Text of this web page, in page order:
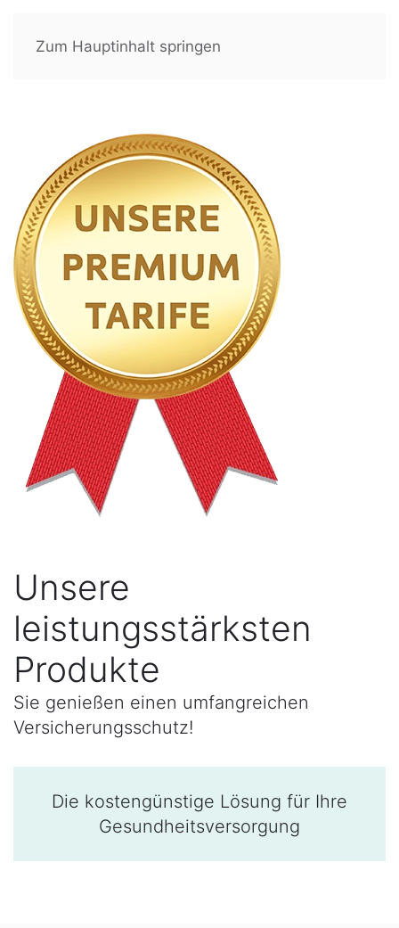
Zum Hauptinhalt springen
Unsere
leistungsstärksten
Produkte
Sie genießen einen umfangreichen
Versicherungsschutz!
Die kosten­günstige Lösung für Ihre
Gesundheits­versor­gung